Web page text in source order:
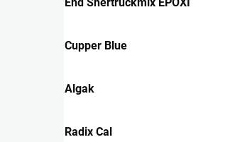
Cupper Blue
Algak
Radix Cal